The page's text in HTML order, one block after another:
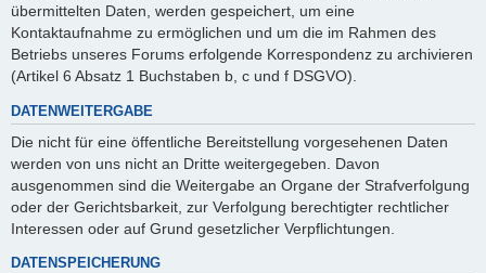
übermittelten Daten, werden gespeichert, um eine
Kontaktaufnahme zu ermöglichen und um die im Rahmen des
Betriebs unseres Forums erfolgende Korrespondenz zu archivieren
(Artikel 6 Absatz 1 Buchstaben b, c und f DSGVO).
DATENWEITERGABE
Die nicht für eine öffentliche Bereitstellung vorgesehenen Daten
werden von uns nicht an Dritte weitergegeben. Davon
ausgenommen sind die Weitergabe an Organe der Strafverfolgung
oder der Gerichtsbarkeit, zur Verfolgung berechtigter rechtlicher
Interessen oder auf Grund gesetzlicher Verpflichtungen.
DATENSPEICHERUNG